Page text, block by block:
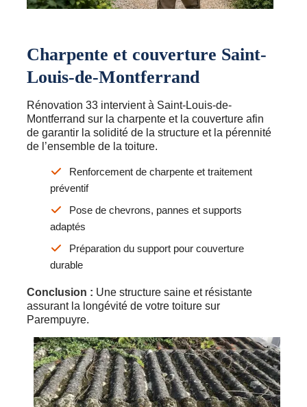
Charpente et couverture Saint-
Louis-de-Montferrand
Rénovation 33 intervient à Saint-Louis-de-
Montferrand sur la charpente et la couverture afin
de garantir la solidité de la structure et la pérennité
de l’ensemble de la toiture.
Renforcement de charpente et traitement
préventif
Pose de chevrons, pannes et supports
adaptés
Préparation du support pour couverture
durable
Conclusion : Une structure saine et résistante
assurant la longévité de votre toiture sur
Parempuyre.